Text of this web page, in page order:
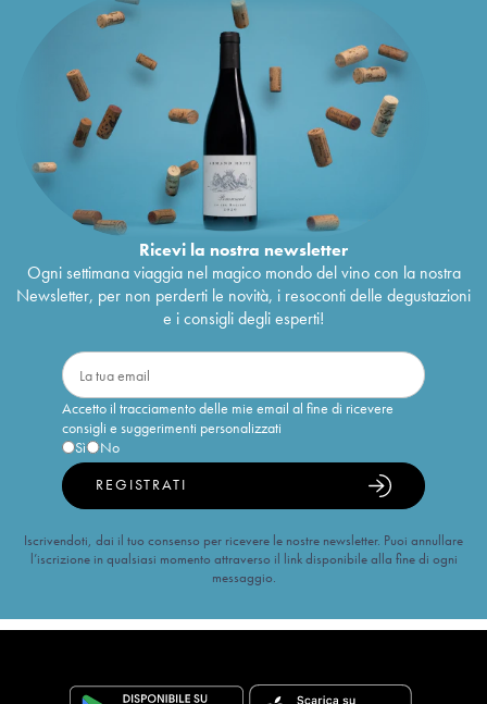
Ricevi la nostra newsletter
Ogni settimana viaggia nel magico mondo del vino con la nostra
Newsletter, per non perderti le novità, i resoconti delle degustazioni
e i consigli degli esperti!
Accetto il tracciamento delle mie email al fine di ricevere
consigli e suggerimenti personalizzati
Sì
No
REGISTRATI
Iscrivendoti, dai il tuo consenso per ricevere le nostre newsletter. Puoi annullare
l’iscrizione in qualsiasi momento attraverso il link disponibile alla fine di ogni
messaggio.